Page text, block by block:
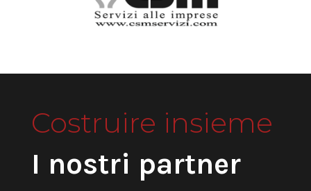
Costruire insieme
I nostri partner